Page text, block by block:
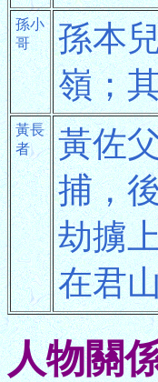
孫小
哥
孫本
嶺；
黃長
者
黃佐
捕，
劫擄
在君
人物關